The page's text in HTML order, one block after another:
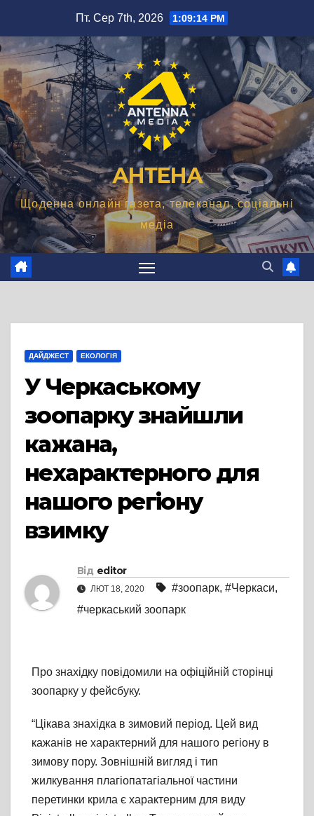
вмісту
Пт. Сер 7th, 2026 1:09:15 PM
АНТЕНА
Щоденна онлайн газета, телеканал, соціальні
медіа
ДАЙДЖЕСТ ЕКОЛОГІЯ
У Черкаському
зоопарку знайшли
кажана,
нехарактерного для
нашого регіону
взимку
Від editor
ЛЮТ 18, 2020 #зоопарк, #Черкаси,
#черкаський зоопарк
Про знахідку повідомили на офіційній сторінці
зоопарку у фейсбуку.
“Цікава знахідка в зимовий період. Цей вид
кажанів не характерний для нашого регіону в
зимову пору. Зовнішній вигляд і тип
жилкування плагіопатагіальної частини
перетинки крила є характерним для виду